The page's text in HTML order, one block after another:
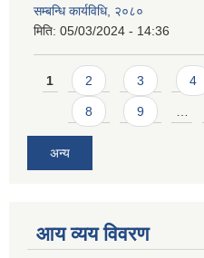
सम्बन्धि कार्यविधि, २०८०
मिति: 05/03/2024 - 14:36
Pages
1 2 3 4
8 9
अन्य
आय व्यय विवरण